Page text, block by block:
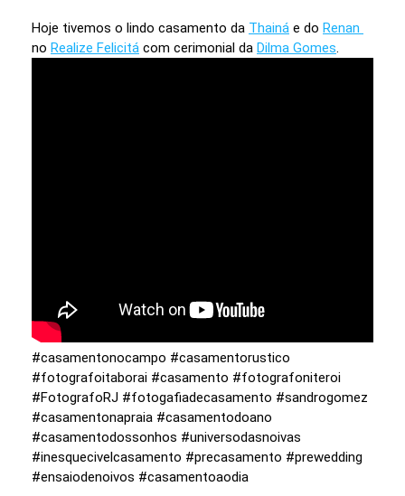
Hoje tivemos o lindo casamento da Thainá e do Renan
no Realize Felicitá com cerimonial da Dilma Gomes
#casamentonocampo #casamentorustico
#fotografoitaborai #casamento #fotografoniteroi
#FotografoRJ #fotogafiadecasamento #sandrogomez
#casamentonapraia #casamentodoano
#casamentodossonhos #universodasnoivas
#inesquecivelcasamento #precasamento #prewedding
#ensaiodenoivos #casamentoaodia